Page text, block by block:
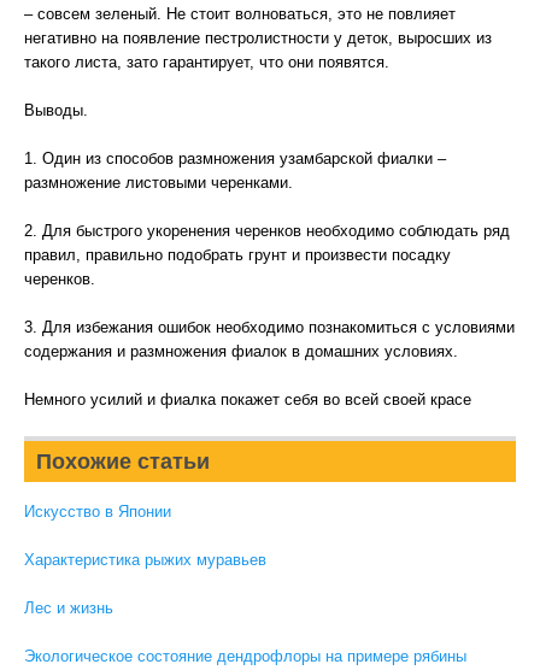
– совсем зеленый. Не стоит волноваться, это не повлияет
негативно на появление пестролистности у деток, выросших из
такого листа, зато гарантирует, что они появятся.
Выводы.
1. Один из способов размножения узамбарской фиалки –
размножение листовыми черенками.
2. Для быстрого укоренения черенков необходимо соблюдать ряд
правил, правильно подобрать грунт и произвести посадку
черенков.
3. Для избежания ошибок необходимо познакомиться с условиями
содержания и размножения фиалок в домашних условиях.
Немного усилий и фиалка покажет себя во всей своей красе
Похожие статьи
Искусство в Японии
Характеристика рыжих муравьев
Лес и жизнь
Экологическое состояние дендрофлоры на примере рябины